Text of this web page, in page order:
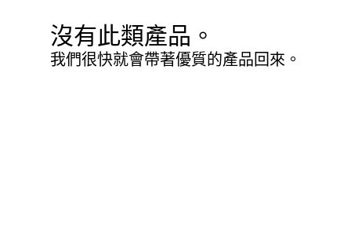
沒有此類產品。
我們很快就會帶著優質的產品回來。